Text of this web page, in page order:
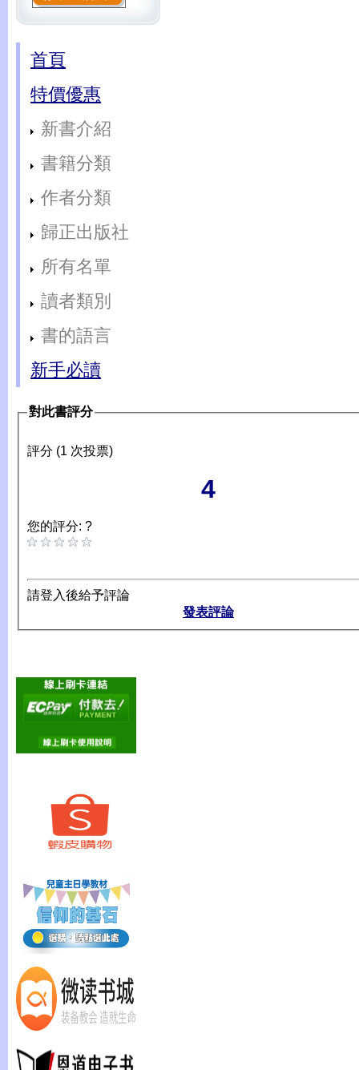
首頁
特價優惠
新書介紹
書籍分類
作者分類
歸正出版社
所有名單
讀者類別
書的語言
新手必讀
對此書評分
評分 (1 次投票)
4
您的評分: ?
請登入後給予評論
發表評論